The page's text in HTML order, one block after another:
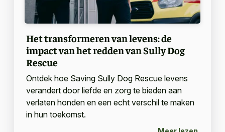
Het transformeren van levens: de
impact van het redden van Sully Dog
Rescue
Ontdek hoe Saving Sully Dog Rescue levens
verandert door liefde en zorg te bieden aan
verlaten honden en een echt verschil te maken
in hun toekomst.